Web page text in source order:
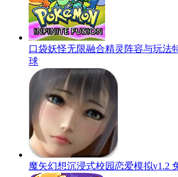
口袋妖怪无限融合精灵阵容与玩法
球
魔矢幻想沉浸式校园恋爱模拟v1.2